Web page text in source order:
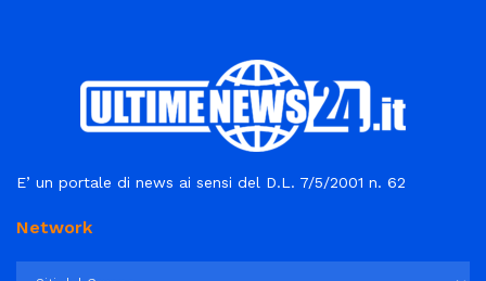
E’ un portale di news ai sensi del D.L. 7/5/2001 n. 62
Network